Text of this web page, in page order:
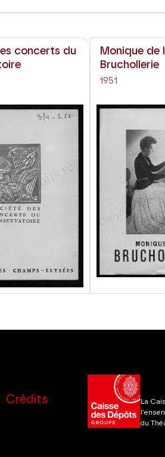
concerts du
Monique de
Bruchollerie
1951
Crédits
La
du